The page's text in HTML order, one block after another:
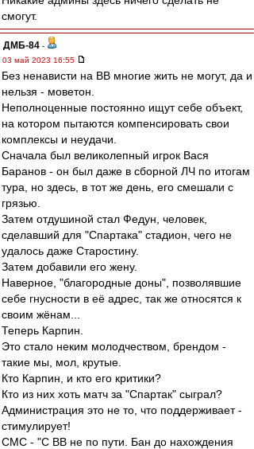
смогут.
ДМБ-84 -
03 май 2023 16:55
Без ненависти на ВВ многие жить не могут, да и
нельзя - моветон.
Неполноценные постоянно ищут себе объект,
на котором пытаются компенсировать свои
комплексы и неудачи.
Сначала был великолепный игрок Вася
Баранов - он был даже в сборной ЛЧ по итогам
тура, но здесь, в тот же день, его смешали с
грязью.
Затем отдушиной стал Федун, человек,
сделавший для "Спартака" стадион, чего не
удалось даже Старостину.
Затем добавили его жену.
Наверное, "благородные доны", позволявшие
себе гнусности в её адрес, так же относятся к
своим жёнам...
Теперь Карпин.
Это стало неким молодчеством, брендом -
такие мы, мол, крутые.
Кто Карпин, и кто его критики?
Кто из них хоть матч за "Спартак" сыграл?
Администрация это не то, что поддерживает -
стимулирует!
СМС - "С ВВ не по пути. Бан до нахождения